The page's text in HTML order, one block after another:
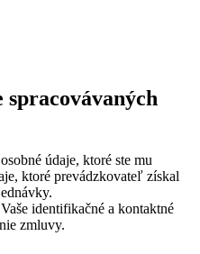
údaje, ktoré ste mu
ktoré prevádzkovateľ získal
identifikačné a kontaktné
zmluvy.